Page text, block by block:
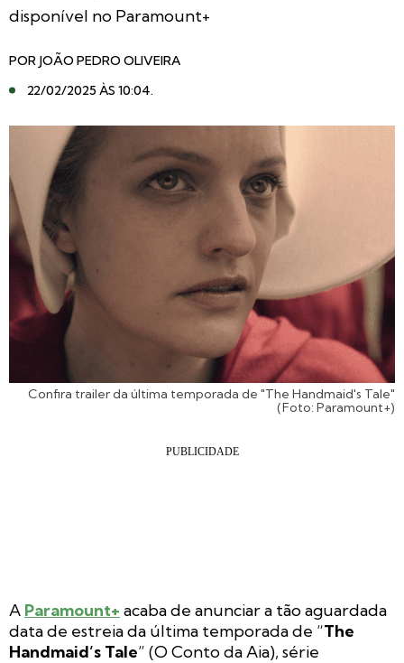
disponível no Paramount+
POR JOÃO PEDRO OLIVEIRA
22/02/2025 ÀS 10:04.
Confira trailer da última temporada de "The Handmaid's Tale"
(Foto: Paramount+)
A Paramount+ acaba de anunciar a tão aguardada
data de estreia da última temporada de “The
Handmaid’s Tale” (O Conto da Aia), série